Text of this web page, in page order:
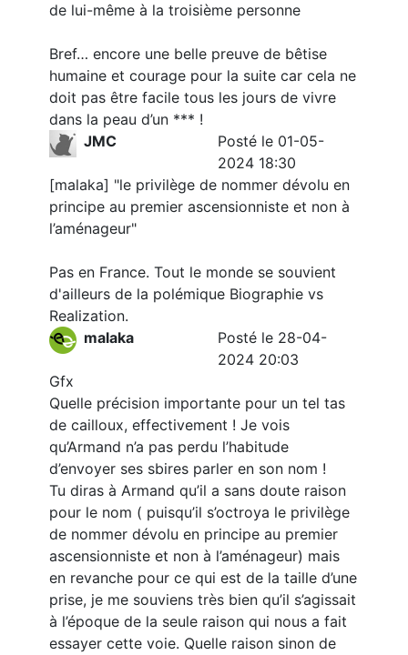
de lui-même à la troisième personne
Bref… encore une belle preuve de bêtise
humaine et courage pour la suite car cela ne
doit pas être facile tous les jours de vivre
dans la peau d’un *** !
JMC
Posté le 01-05-
2024 18:30
[malaka] "le privilège de nommer dévolu en
principe au premier ascensionniste et non à
l’aménageur"
Pas en France. Tout le monde se souvient
d'ailleurs de la polémique Biographie vs
Realization.
malaka
Posté le 28-04-
2024 20:03
Gfx
Quelle précision importante pour un tel tas
de cailloux, effectivement ! Je vois
qu’Armand n’a pas perdu l’habitude
d’envoyer ses sbires parler en son nom !
Tu diras à Armand qu’il a sans doute raison
pour le nom ( puisqu’il s’octroya le privilège
de nommer dévolu en principe au premier
ascensionniste et non à l’aménageur) mais
en revanche pour ce qui est de la taille d’une
prise, je me souviens très bien qu’il s’agissait
à l’époque de la seule raison qui nous a fait
essayer cette voie. Quelle raison sinon de